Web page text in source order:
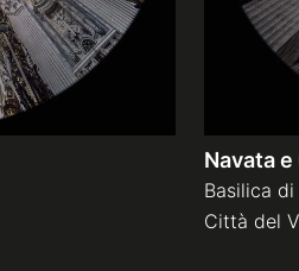
Navata
Basilica
Città del